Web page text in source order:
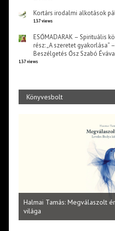
Kortárs irodalmi alkotások
137 views
ESŐMADARAK – Spirituális
rész: „A szeretet gyakorlása”
Beszélgetés Ősz Szabó
137 views
Könyvesbolt
Halmai Tamás: Megválaszolt
világa